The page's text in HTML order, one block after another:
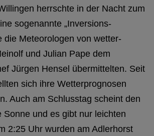
herrschte in der Nacht zum
sogenannte „Inversions-
die Meteorologen von wetter-
und Julian Pape dem
Jürgen Hensel übermittelten. Seit
sich ihre Wetterprognosen
Auch am Schlusstag scheint den
Sonne und es gibt nur leichten
2:25 Uhr wurden am Adlerhorst